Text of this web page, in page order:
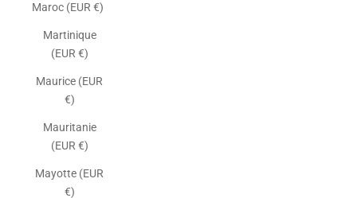
Maroc (EUR €)
Martinique
(EUR €)
Maurice (EUR
€)
Mauritanie
(EUR €)
Mayotte (EUR
€)